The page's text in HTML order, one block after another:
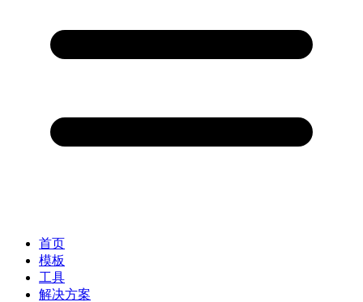
首页
模板
工具
解决方案